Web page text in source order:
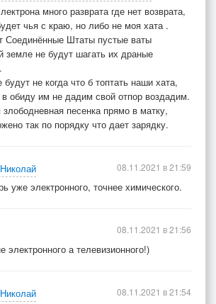
много разврата где нет возврата,
чья с краю, но либо не моя хата .
Соединённые Штаты пустые ваты
земле не будут шагать их драные
будут не когда что б топтать наши хата,
обиду им не дадим свой отпор воздадим.
песенка прямо в матку,
так по порядку что дает зарядку.
уже электронного, точнее химического.
08.11.2021 в 21:59
электронного а телевизионного!)
08.11.2021 в 21:56
08.11.2021 в 21:54